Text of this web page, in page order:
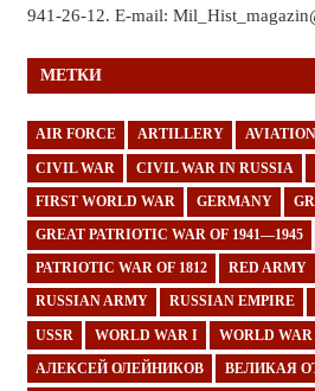
941-26-12. E-mail:
МЕТКИ
AIR FORCE ARTILLERY AVIATION
CIVIL WAR CIVIL WAR IN RUSSIA
FIRST WORLD WAR GERMANY
GREAT PATRIOTIC WAR OF 1941—1945
PATRIOTIC WAR OF 1812 RED ARMY
RUSSIAN ARMY RUSSIAN EMPIRE
USSR WORLD WAR I WORLD
АЛЕКСЕЙ ОЛЕЙНИКОВ ВЕЛИКАЯ